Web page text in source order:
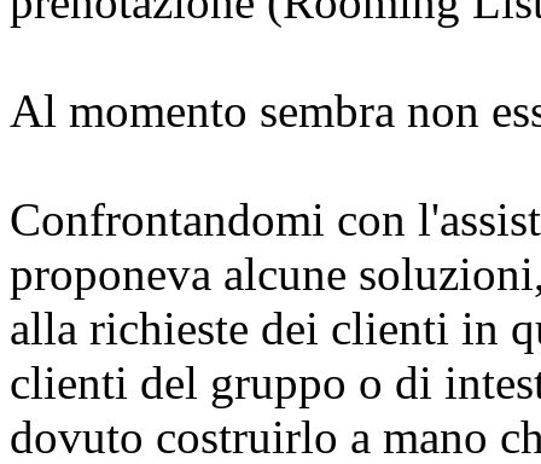
Al momento sembra non
Confrontandomi con
proponeva alcune
alla richieste dei clienti in
clienti del gruppo o di
dovuto costruirlo a mano